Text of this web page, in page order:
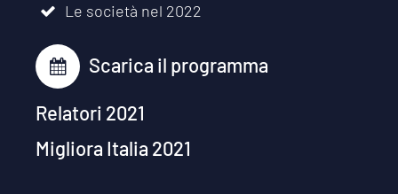
Le società nel 2022
Scarica il programma
Relatori 2021
Migliora Italia 2021